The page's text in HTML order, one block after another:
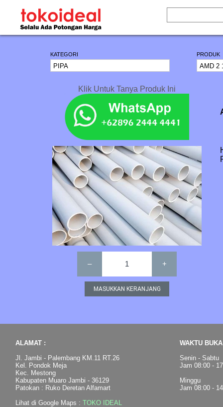
KATEGORI PRODUK
Klik Untuk Tanya Produk Ini
– 1 +
ALAMAT :
Jl. Jambi - Palembang KM.11 RT.26
Kel. Pondok Meja
Kec. Mestong
Kabupaten Muaro Jambi - 36129
Patokan : Ruko Deretan Alfamart
Lihat di Google Maps : TOKO IDEAL
WAKTU
Senin - Sabtu
Jam 08:00 -
Minggu
Jam 08:00 -